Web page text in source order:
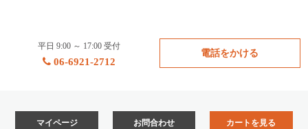
平日 9:00 ～ 17:00 受付
06-6921-2712
電話をかける
マイページ お問合わせ カートを見る